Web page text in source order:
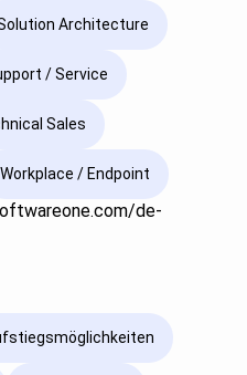
Architecture
/ Service
Sales
Workplace / Endpoint
de-